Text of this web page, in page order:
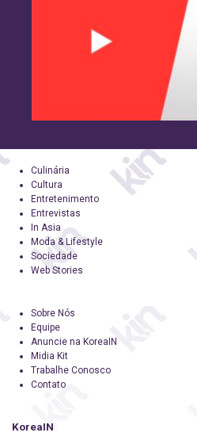
Culinária
Cultura
Entretenimento
Entrevistas
In Asia
Moda & Lifestyle
Sociedade
Web Stories
Sobre Nós
Equipe
Anuncie na KoreaIN
Midia Kit
Trabalhe Conosco
Contato
KoreaIN